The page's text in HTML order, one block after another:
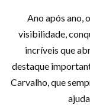
Ano após ano,
visibilidade,
incríveis que
destaque
Carvalho, que